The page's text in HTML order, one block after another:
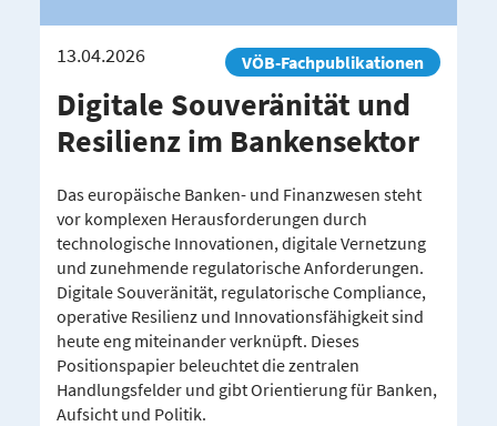
13.04.2026 VÖB-Fachpublikationen
Digitale Souve­rä­nität und
Resilienz im Banken­sektor
Das europäische Banken- und Finanzwesen steht
vor komplexen Herausforderungen durch
technologische Innovationen, digitale Vernetzung
und zunehmende regulatorische Anforderungen.
Digitale Souveränität, regulatorische Compliance,
operative Resilienz und Innovationsfähigkeit sind
heute eng miteinander verknüpft. Dieses
Positionspapier beleuchtet die zentralen
Handlungsfelder und gibt Orientierung für Banken,
Aufsicht und Politik.